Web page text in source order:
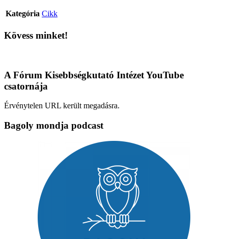
Kategória Cikk
Kövess minket!
A Fórum Kisebbségkutató Intézet YouTube
csatornája
Érvénytelen URL került megadásra.
Bagoly mondja podcast